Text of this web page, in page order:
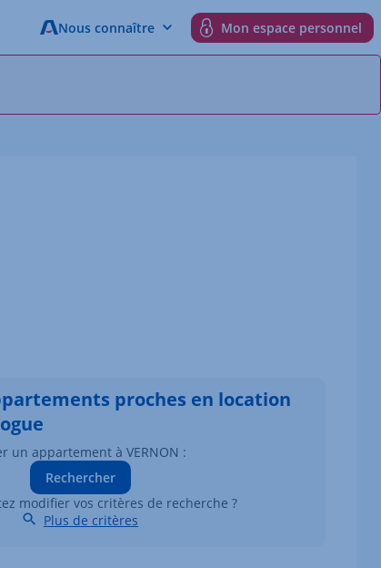
Nous connaître Mon espace personnel
proches en location
un appartement à VERNON :
Rechercher
modifier vos critères de recherche ?
Plus de critères